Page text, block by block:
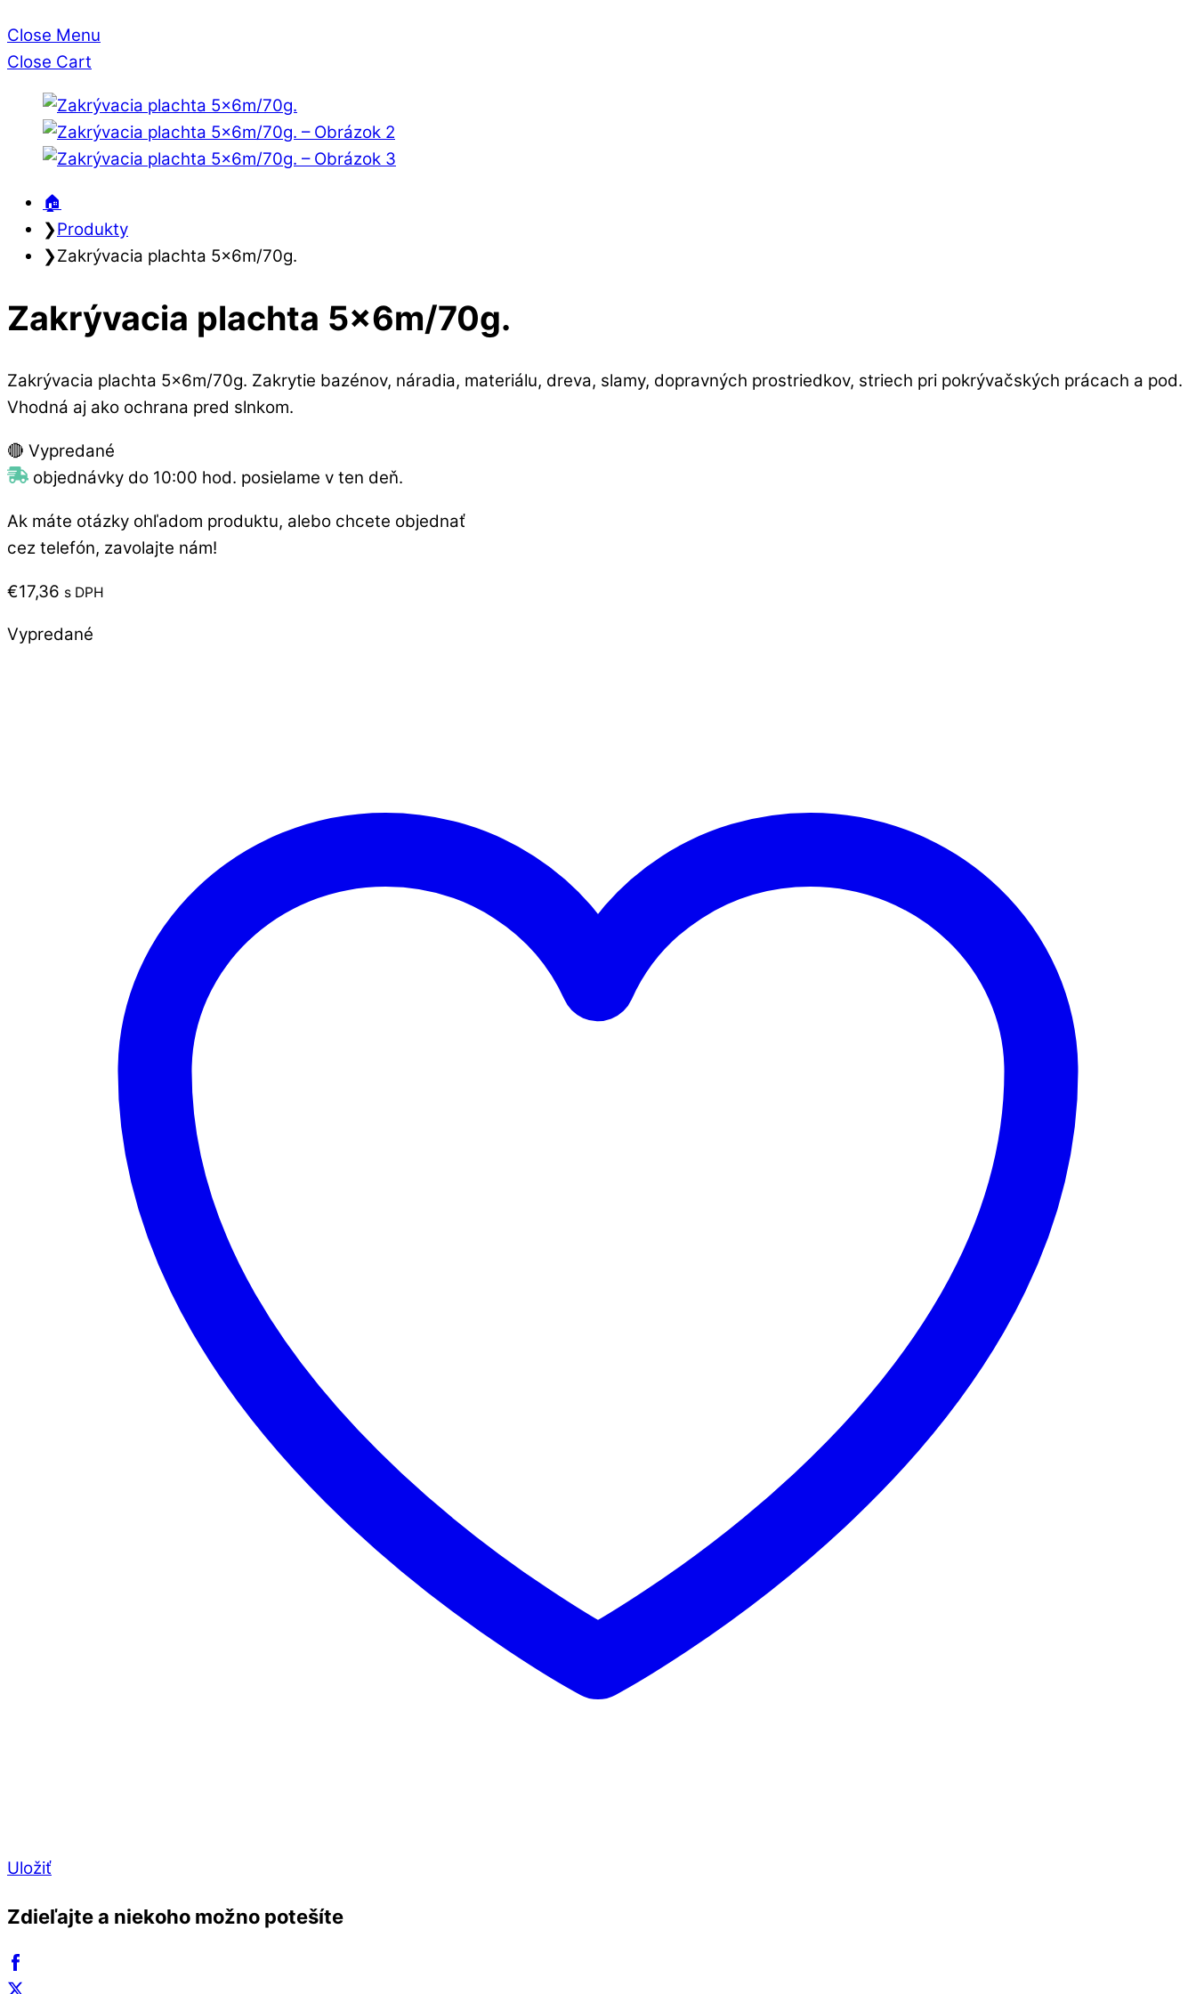
Close Menu
Close Cart
🏠︎
❯Produkty
❯Zakrývacia plachta 5x6m/70g.
Zakrývacia plachta 5x6m/70g.
Zakrývacia plachta 5x6m/70g. Zakrytie bazénov, náradia, materiálu, dreva, slamy, dopravných prostriedkov, striech pri pokrývačských prácach a pod.
Vhodná aj ako ochrana pred slnkom.
🔴 Vypredané
objednávky do 10:00 hod. posielame v ten deň.
Ak máte otázky ohľadom produktu, alebo chcete objednať
cez telefón, zavolajte nám!
€17,36 s DPH
Vypredané
Uložiť
Zdieľajte a niekoho možno potešíte